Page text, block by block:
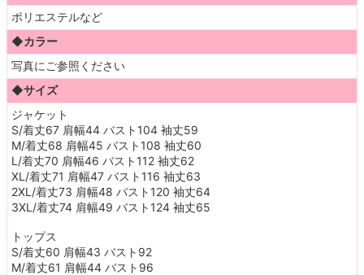
ポリエステルなど
◆カラー
写真にご参照ください
◆サイズ
ジャケット
S/着丈67 肩幅44 バスト104 袖丈59
M/着丈68 肩幅45 バスト108 袖丈60
L/着丈70 肩幅46 バスト112 袖丈62
XL/着丈71 肩幅47 バスト116 袖丈63
2XL/着丈73 肩幅48 バスト120 袖丈64
3XL/着丈74 肩幅49 バスト124 袖丈65
トップス
S/着丈60 肩幅43 バスト92
M/着丈61 肩幅44 バスト96